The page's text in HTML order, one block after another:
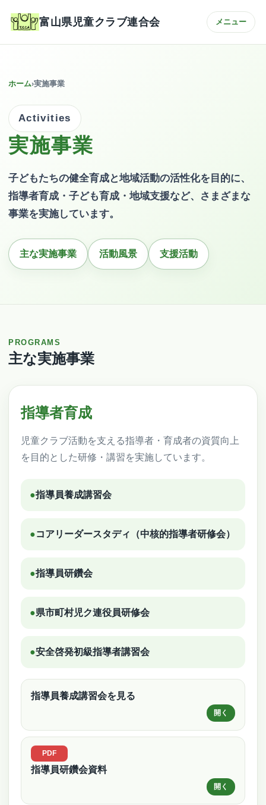
富山県児童クラブ連合会 メニュー
ホーム›実施事業
Activities
実施事業
子どもたちの健全育成と地域活動の活性化を目的に、
指導者育成・子ども育成・地域支援など、さまざまな
事業を実施しています。
主な実施事業 活動風景 支援活動
PROGRAMS
主な実施事業
指導者育成
児童クラブ活動を支える指導者・育成者の資質向上
を目的とした研修・講習を実施しています。
●指導員養成講習会
●コアリーダースタディ（中核的指導者研修会）
●指導員研鑽会
●県市町村児ク連役員研修会
●安全啓発初級指導者講習会
指導員養成講習会を見る
指導員研鑽会資料